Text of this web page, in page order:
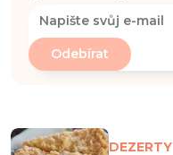
DEZERTY